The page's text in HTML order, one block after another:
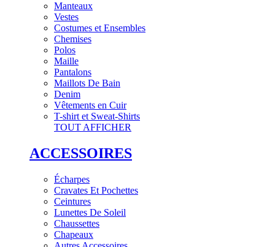
Manteaux
Vestes
Costumes et Ensembles
Chemises
Polos
Maille
Pantalons
Maillots De Bain
Denim
Vêtements en Cuir
T-shirt et Sweat-Shirts
TOUT AFFICHER
ACCESSOIRES
Écharpes
Cravates Et Pochettes
Ceintures
Lunettes De Soleil
Chaussettes
Chapeaux